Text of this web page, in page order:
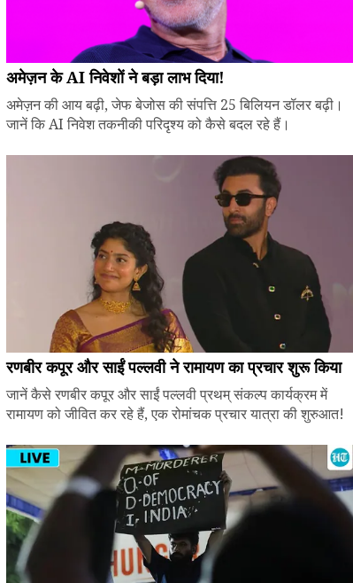
अमेज़न के AI निवेशों ने बड़ा लाभ दिया!
अमेज़न की आय बढ़ी, जेफ बेजोस की संपत्ति 25 बिलियन डॉलर बढ़ी।
जानें कि AI निवेश तकनीकी परिदृश्य को कैसे बदल रहे हैं।
रणबीर कपूर और साईं पल्लवी ने रामायण का प्रचार शुरू किया
जानें कैसे रणबीर कपूर और साईं पल्लवी प्रथम् संकल्प कार्यक्रम में
रामायण को जीवित कर रहे हैं, एक रोमांचक प्रचार यात्रा की शुरुआत!